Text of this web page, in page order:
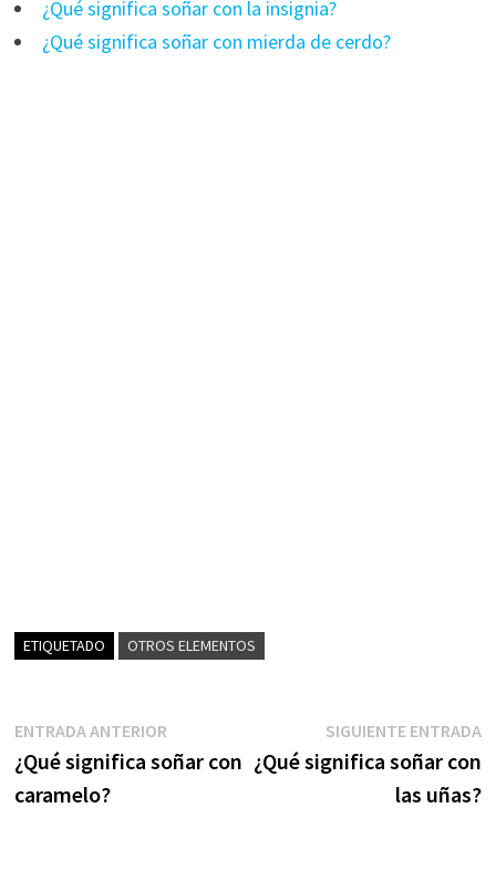
¿Qué significa soñar con la insignia?
¿Qué significa soñar con mierda de cerdo?
ETIQUETADO OTROS ELEMENTOS
Navegación
de
ENTRADA ANTERIOREntrada
anterior:
¿Qué significa soñar con
caramelo?
SIGUIENTE ENTRADA
¿Qué significa soñar con
las uñas?